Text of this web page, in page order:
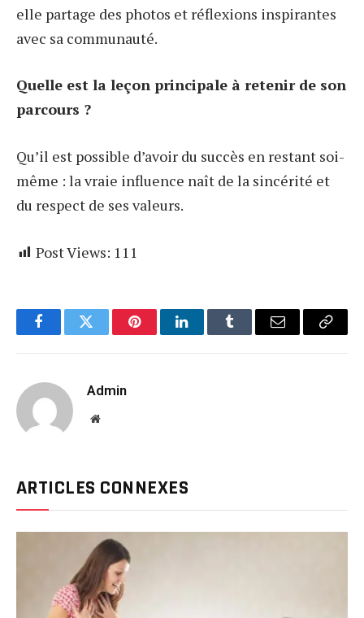
elle partage des photos et réflexions inspirantes
avec sa communauté.
Quelle est la leçon principale à retenir de son
parcours ?
Qu’il est possible d’avoir du succès en restant soi-
même : la vraie influence naît de la sincérité et
du respect de ses valeurs.
Post Views: 111
FacebookTwitter PinterestLinkedInTumblr Email
Copy
Admin
Website
ARTICLES CONNEXES